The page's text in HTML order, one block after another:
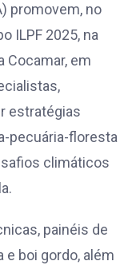
promovem, no
ILPF 2025, na
Cocamar, em
estratégias
pecuária-floresta
climáticos
painéis de
boi gordo, além